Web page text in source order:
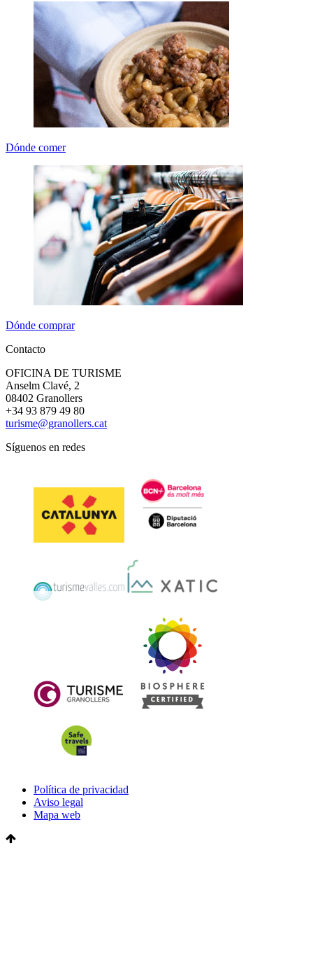
Dónde comer
Dónde comprar
Contacto
OFICINA DE TURISME
Anselm Clavé, 2
08402 Granollers
+34 93 879 49 80
turisme@granollers.cat
Síguenos en redes
Política de privacidad
Aviso legal
Mapa web